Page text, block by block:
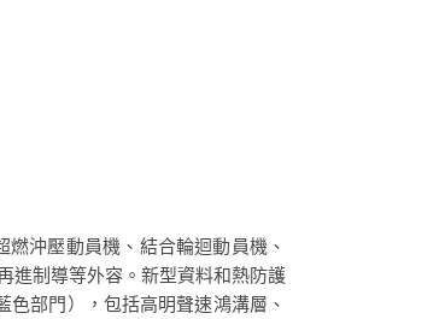
沖壓動員機、結合輪迴動員機、
進制導等外容。新型資料和熱防護
部門），包括高明聲速鴻溝層、